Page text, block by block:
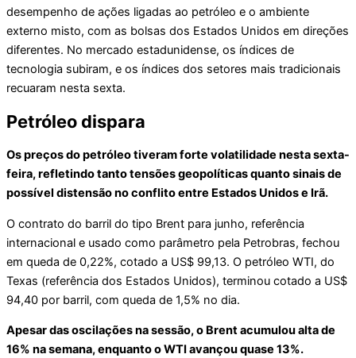
desempenho de ações ligadas ao petróleo e o ambiente
externo misto, com as bolsas dos Estados Unidos em direções
diferentes. No mercado estadunidense, os índices de
tecnologia subiram, e os índices dos setores mais tradicionais
recuaram nesta sexta.
Petróleo dispara
Os preços do petróleo tiveram forte volatilidade nesta sexta-
feira, refletindo tanto tensões geopolíticas quanto sinais de
possível distensão no conflito entre Estados Unidos e Irã.
O contrato do barril do tipo Brent para junho, referência
internacional e usado como parâmetro pela Petrobras, fechou
em queda de 0,22%, cotado a US$ 99,13. O petróleo WTI, do
Texas (referência dos Estados Unidos), terminou cotado a US$
94,40 por barril, com queda de 1,5% no dia.
Apesar das oscilações na sessão, o Brent acumulou alta de
16% na semana, enquanto o WTI avançou quase 13%.